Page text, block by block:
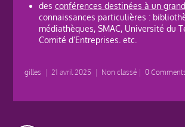
des conférences destinées à un
connaissances particulières :
médiathèques, SMAC, Université du
Comité d’Entreprises. etc.
gilles 21 avril 2025 Non classé 0